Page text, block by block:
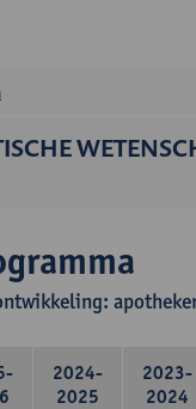
2024-
2025
2023-
2024